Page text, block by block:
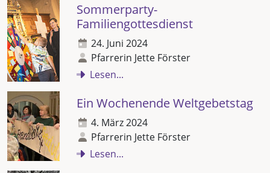
Sommerparty-
Familiengottesdienst
24. Juni 2024
Pfarrerin Jette Förster
Lesen...
Ein Wochenende Weltgebetstag
4. März 2024
Pfarrerin Jette Förster
Lesen...